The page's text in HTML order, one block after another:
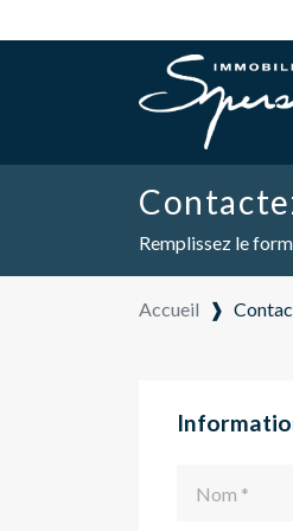
Remplissez le
Accueil ❱